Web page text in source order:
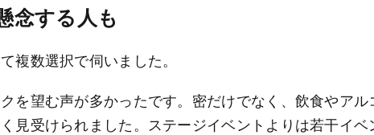
念する人も
複数選択で伺いました。
を望む声が多かったです。密だけでなく、飲食やアル
見受けられました。ステージイベントよりは若干イベ